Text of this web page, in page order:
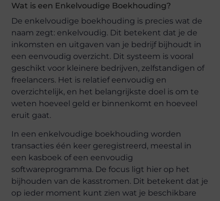
Wat is een Enkelvoudige Boekhouding?
De enkelvoudige boekhouding is precies wat de
naam zegt: enkelvoudig. Dit betekent dat je de
inkomsten en uitgaven van je bedrijf bijhoudt in
een eenvoudig overzicht. Dit systeem is vooral
geschikt voor kleinere bedrijven, zelfstandigen of
freelancers. Het is relatief eenvoudig en
overzichtelijk, en het belangrijkste doel is om te
weten hoeveel geld er binnenkomt en hoeveel
eruit gaat.
In een enkelvoudige boekhouding worden
transacties één keer geregistreerd, meestal in
een kasboek of een eenvoudig
softwareprogramma. De focus ligt hier op het
bijhouden van de kasstromen. Dit betekent dat je
op ieder moment kunt zien wat je beschikbare